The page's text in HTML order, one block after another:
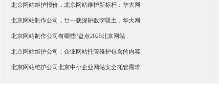
北京网站维护报价，北京网站维护新标杆：华大网
北京网站制作公司，廿一载深耕数字疆土，华大网
北京网站制作公司有哪些?盘点2025北京网站
北京网站维护公司：企业网站托管维护包含的内容
北京网站维护公司北京中小企业网站安全托管需求